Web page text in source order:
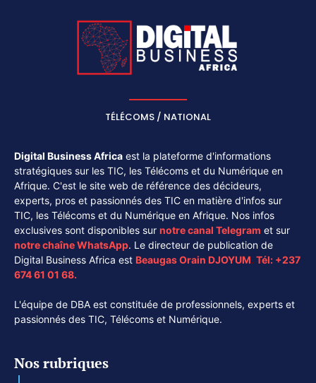
TÉLÉCOMS / NATIONAL
Digital Business Africa est la plateforme d'informations
stratégiques sur les TIC, les Télécoms et du Numérique en
Afrique. C'est le site web de référence des décideurs,
experts, pros et passionnés des TIC en matière d'infos sur
TIC, les Télécoms et du Numérique en Afrique. Nos infos
exclusives sont disponibles sur notre canal Telegram et sur
notre chaîneWhatsApp. Le directeur de publication de
Digital Business Africa est Beaugas Orain DJOYUM. Tél: +237
674 61 01 68.
L'équipe de DBA est constituée de professionnels, experts et
passionnés des TIC, Télécoms et Numérique.
Nos rubriques